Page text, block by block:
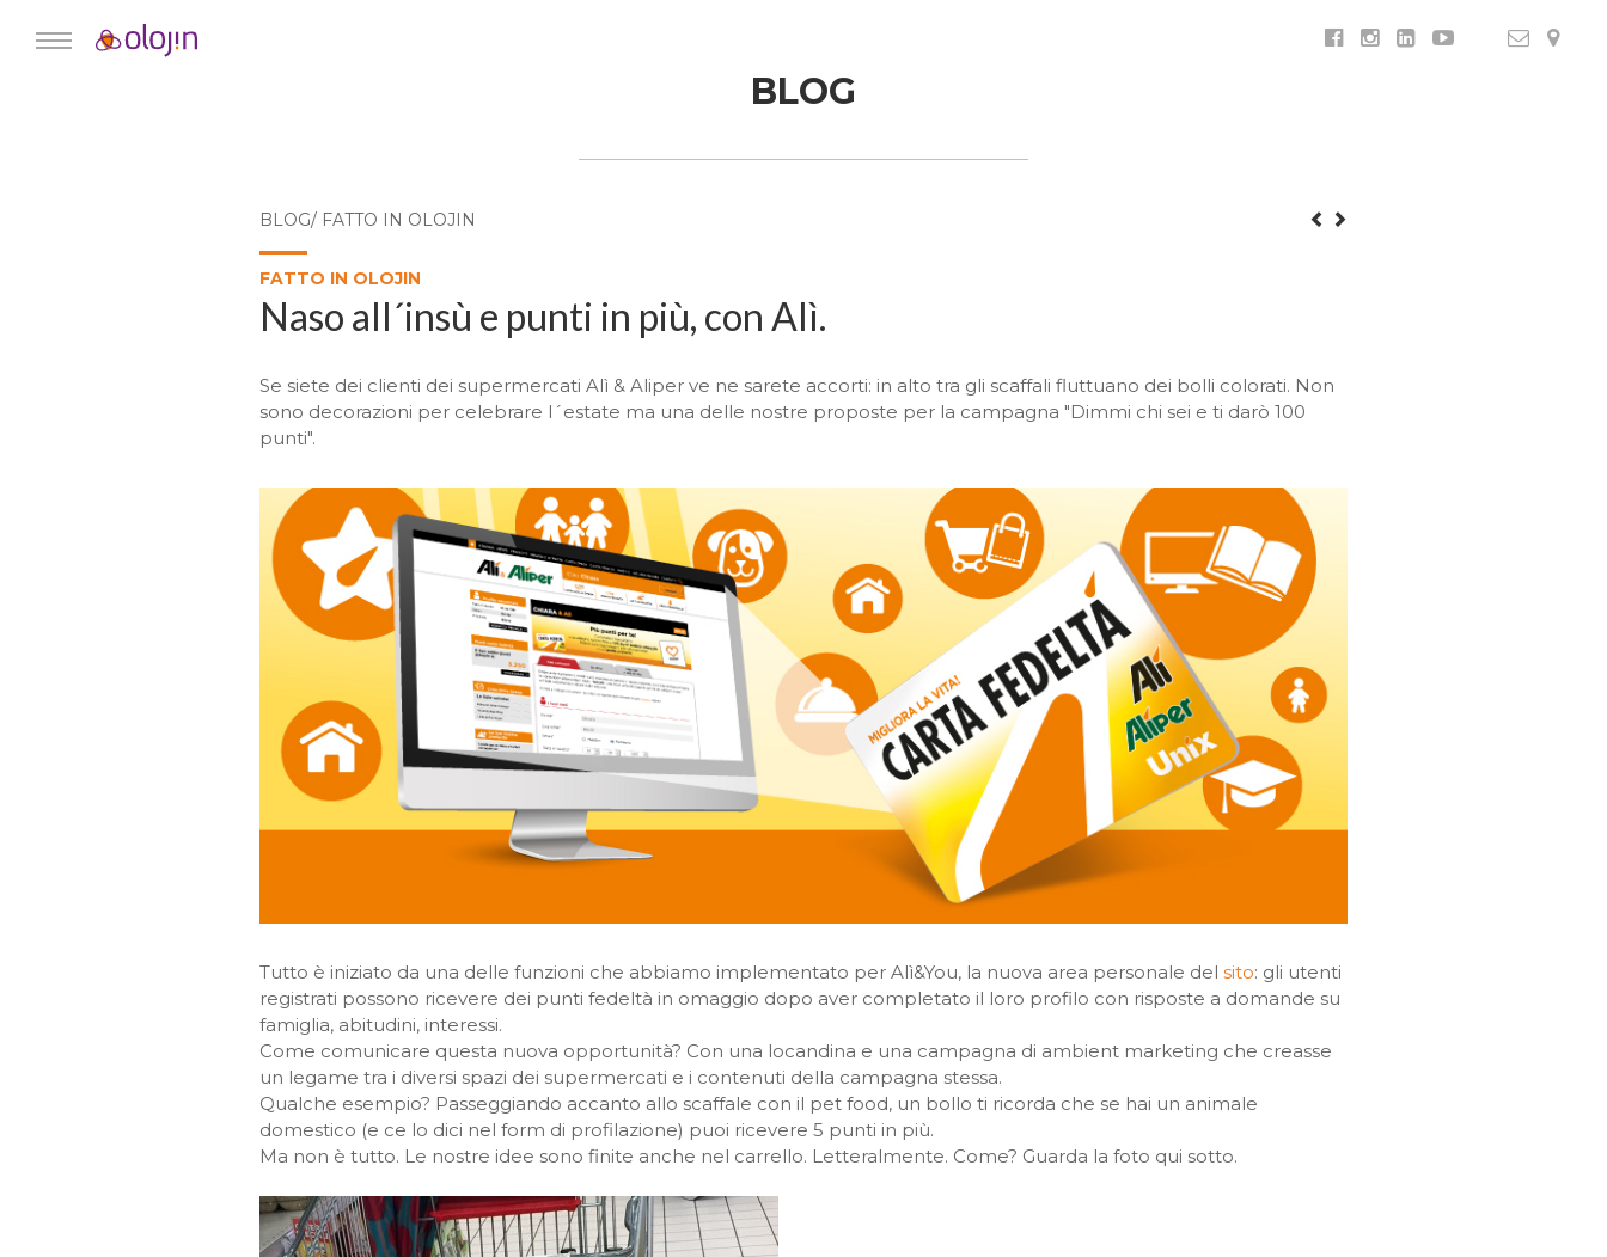
BLOG
BLOG/ FATTO IN OLOJIN
FATTO IN OLOJIN
Naso all´insù e punti in più, con Alì.
Se siete dei clienti dei supermercati Alì & Aliper ve ne sarete accorti: in alto tra gli scaffali fluttuano dei bolli colorati. Non
sono decorazioni per celebrare l´estate ma una delle nostre proposte per la campagna "Dimmi chi sei e ti darò 100
punti".
Tutto è iniziato da una delle funzioni che abbiamo implementato per Alì&You, la nuova area personale del sito: gli utenti
registrati possono ricevere dei punti fedeltà in omaggio dopo aver completato il loro profilo con risposte a domande su
famiglia, abitudini, interessi.
Come comunicare questa nuova opportunità? Con una locandina e una campagna di ambient marketing che creasse
un legame tra i diversi spazi dei supermercati e i contenuti della campagna stessa.
Qualche esempio? Passeggiando accanto allo scaffale con il pet food, un bollo ti ricorda che se hai un animale
domestico (e ce lo dici nel form di profilazione) puoi ricevere 5 punti in più.
Ma non è tutto. Le nostre idee sono finite anche nel carrello. Letteralmente. Come? Guarda la foto qui sotto.